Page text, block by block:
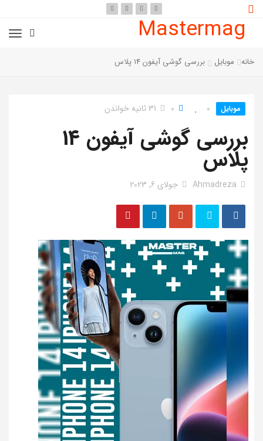
Mastermag
خانه موبایل بررسی گوشی آیفون 14 پلاس
موبایل 0
0 31 ثانیه خواندن
بررسی گوشی آیفون 14
پلاس
Ahmadreza جولای 6, 2023